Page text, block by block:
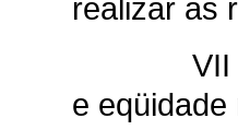
realizar as
e